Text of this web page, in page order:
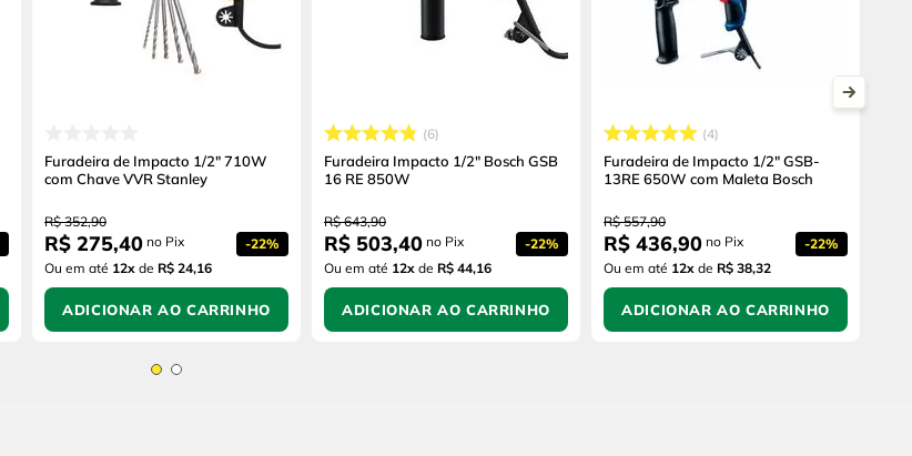
Furadeira de Impacto 1/2" 710W
com Chave VVR Stanley
R$ 352,90
R$ 275,40 no Pix -22%
Ou em até 12x de R$ 24,16
ADICIONAR AO CARRINHO
6
Furadeira Impacto 1/2" Bosch GSB
16 RE 850W
R$ 643,90
R$ 503,40 no Pix -22%
Ou em até 12x de R$ 44,16
ADICIONAR AO CARRINHO
4
Furadeira de Impacto 1/2" GSB-
13RE 650W com Maleta Bosch
R$ 557,90
R$ 436,90 no Pix -22%
Ou em até 12x de R$ 38,32
ADICIONAR AO CARRINHO